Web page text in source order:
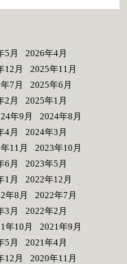
5月
2026年4月
12月
2025年11月
7月
2025年6月
2月
2025年1月
年9月
2024年8月
4月
2024年3月
11月
2023年10月
6月
2023年5月
1月
2022年12月
年8月
2022年7月
3月
2022年2月
年10月
2021年9月
5月
2021年4月
12月
2020年11月